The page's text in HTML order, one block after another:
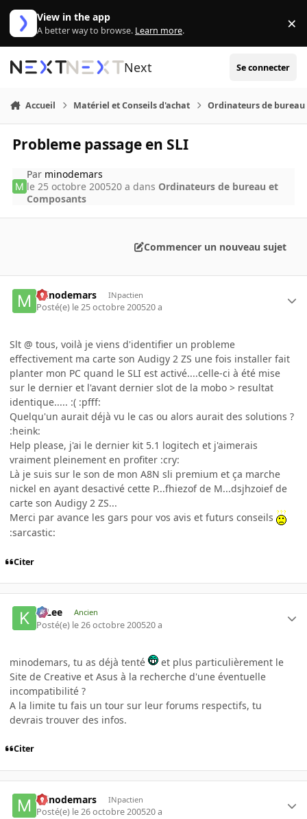
Aller au contenu
View in the app
A better way to browse. Learn more. ×
Next Se connecter
Accueil Matériel et Conseils d'achat Ordinateurs de bureau
Probleme passage en SLI
Par minodemars
le 25 octobre 200520 a dans Ordinateurs de bureau et
Composants
Commencer un nouveau sujet
minodemars INpactien
Posté(e) le 25 octobre 200520 a
Slt @ tous, voilà je viens d'identifier un probleme
effectivement ma carte son Audigy 2 ZS une fois installer fait
planter mon PC quand le SLI est activé....celle-ci à été mise
sur le dernier et l'avant dernier slot de la mobo > resultat
identique..... :( :pfff:
Quelqu'un aurait déjà vu le cas ou alors aurait des solutions ?
:heink:
Help please, j'ai le dernier kit 5.1 logitech et j'aimerais
vraiment pleinement en profiter :cry:
Là je suis sur le son de mon A8N sli premium et ça marche
nickel en ayant desactivé cette P...fhiezof de M...dsjhzoief de
carte son Audigy 2 ZS...
Merci par avance les gars pour vos avis et futurs conseils
:sarcastic:
Citer
K-Lee Ancien
Posté(e) le 26 octobre 200520 a
minodemars, tu as déjà tenté
et plus particulièrement le
Site de Creative et Asus à la recherche d'une éventuelle
incompatibilité ?
A la limite tu fais un tour sur leur forums respectifs, tu
devrais trouver des infos.
Citer
minodemars INpactien
Posté(e) le 26 octobre 200520 a